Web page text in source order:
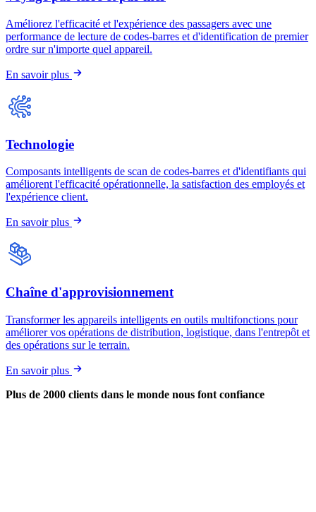
Améliorez l'efficacité et l'expérience des passagers avec une
performance de lecture de codes-barres et d'identification de premier
ordre sur n'importe quel appareil.
En savoir plus
Technologie
Composants intelligents de scan de codes-barres et d'identifiants qui
améliorent l'efficacité opérationnelle, la satisfaction des employés et
l'expérience client.
En savoir plus
Chaîne d'approvisionnement
Transformer les appareils intelligents en outils multifonctions pour
améliorer vos opérations de distribution, logistique, dans l'entrepôt et
des opérations sur le terrain.
En savoir plus
Plus de 2000 clients dans le monde nous font confiance